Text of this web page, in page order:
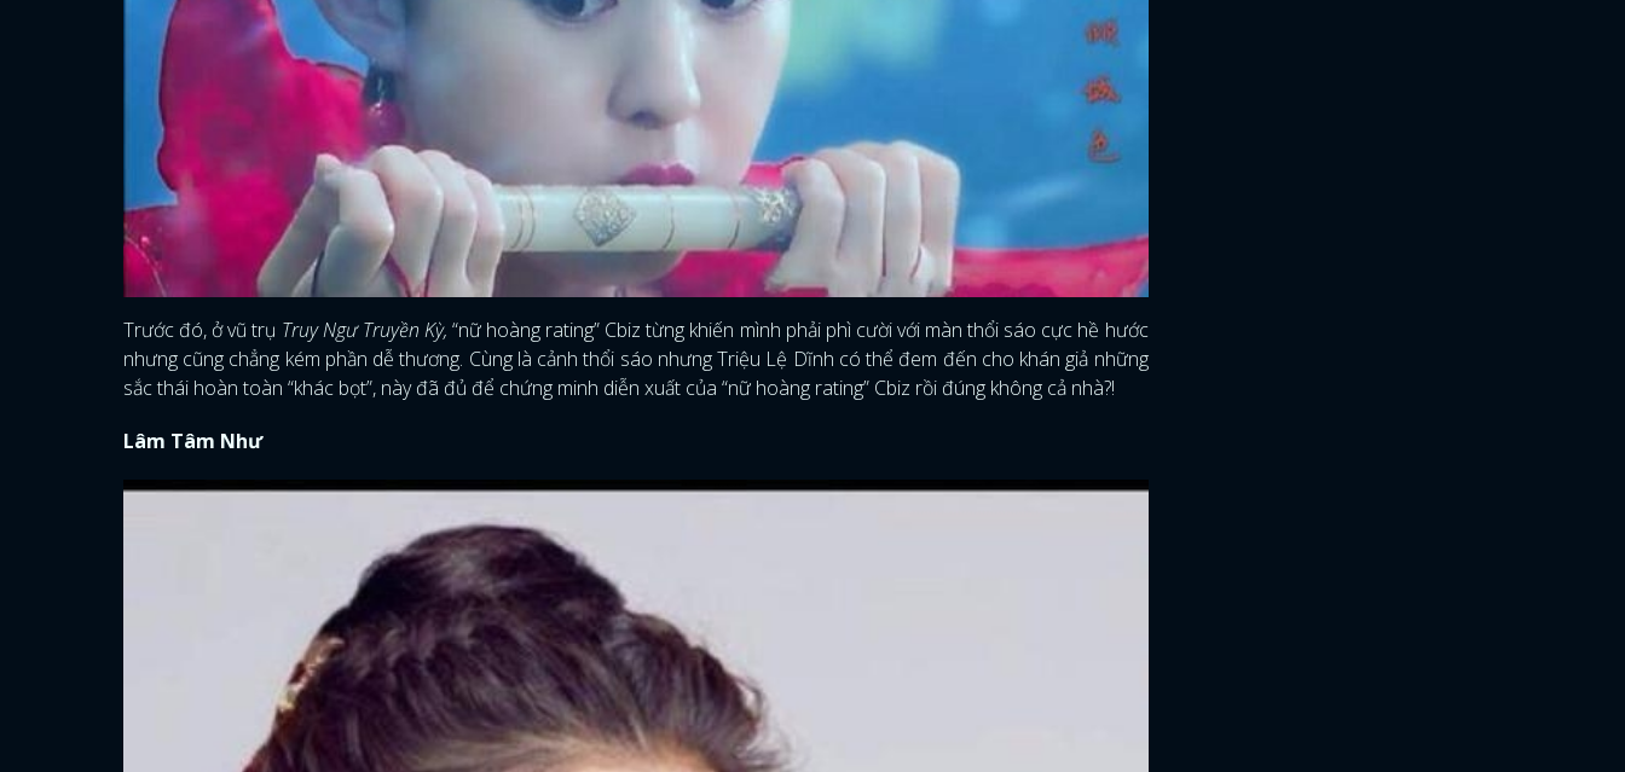
Trước đó, ở vũ trụ Truy Ngư Truyền Kỳ, “nữ hoàng rating” Cbiz từng khiến mình phải phì cười với màn thổi sáo cực hề hước
nhưng cũng chẳng kém phần dễ thương. Cùng là cảnh thổi sáo nhưng Triệu Lệ Dĩnh có thể đem đến cho khán giả những
sắc thái hoàn toàn “khác bọt”, này đã đủ để chứng minh diễn xuất của “nữ hoàng rating” Cbiz rồi đúng không cả nhà?!
Lâm Tâm Như